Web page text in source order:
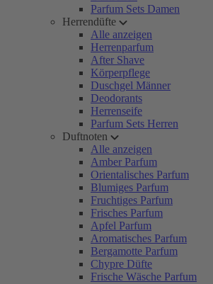
Parfum Sets Damen
Herrendüfte
Alle anzeigen
Herrenparfum
After Shave
Körperpflege
Duschgel Männer
Deodorants
Herrenseife
Parfum Sets Herren
Duftnoten
Alle anzeigen
Amber Parfum
Orientalisches Parfum
Blumiges Parfum
Fruchtiges Parfum
Frisches Parfum
Apfel Parfum
Aromatisches Parfum
Bergamotte Parfum
Chypre Düfte
Frische Wäsche Parfum